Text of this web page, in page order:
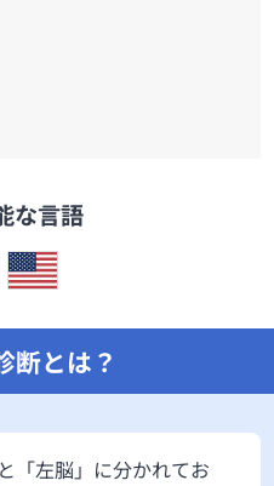
な言語
断とは？
「左脳」に分かれてお